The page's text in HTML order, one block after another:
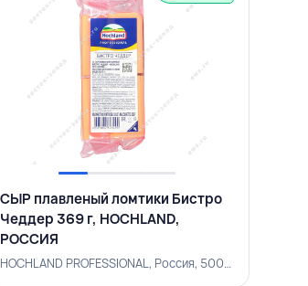
СЫР плавленый ломтики Бистро
Чеддер 369 г, HOCHLAND,
РОССИЯ
HOCHLAND PROFESSIONAL, Россия, 500002871